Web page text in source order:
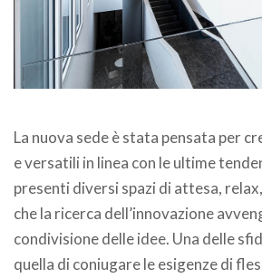
La nuova sede è stata pensata per
e versatili in linea con le ultime
presenti diversi spazi di attesa,
che la ricerca dell’innovazione
condivisione delle idee. Una delle
quella di coniugare le esigenze di